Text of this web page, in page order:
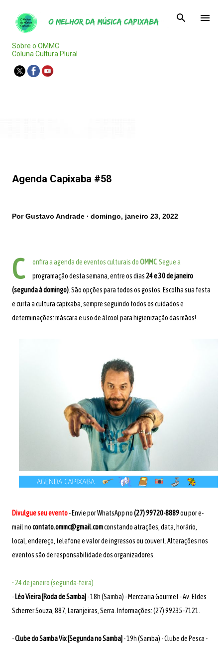
Sobre o OMMC
Coluna Cultura Plural
Agenda Capixaba #58
PorGustavo Andrade domingo, janeiro 23, 2022
C onfira a agenda de eventos culturais doOMMC. Segue a
programação desta semana, entre os dias24 e 30 de janeiro
(segunda à domingo). São opções para todos os gostos. Escolha sua festa
e curta a cultura capixaba, sempre seguindo todos os cuidados e
determinações: máscara e uso de álcool para higienização das mãos!
Divulgue seu evento- Envie por WhatsApp no(27) 99720-8889ou por e-
mail nocontato.ommc@gmail.comconstando atrações, data, horário,
local, endereço, telefone e valor de ingressos ou couvert. Alterações nos
eventos são de responsabilidade dos organizadores.
• 24 de janeiro (segunda-feira)
- Léo Vieira [Roda de Samba] - 18h (Samba) - Mercearia Gourmet - Av. Eldes
Scherrer Souza, 887, Laranjeiras, Serra. Informações: (27) 99235-7121.
-Clube do Samba Vix [Segunda no Samba] - 19h (Samba) - Clube de Pesca -